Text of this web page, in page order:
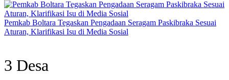
Pemkab Boltara Tegaskan Pengadaan Seragam Paskibraka Sesuai
Aturan, Klarifikasi Isu di Media Sosial
3 Desa